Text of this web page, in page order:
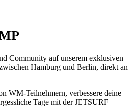
Community auf unserem exklusiven
Hamburg und Berlin, direkt an
WM-Teilnehmern, verbessere deine
Tage mit der JETSURF